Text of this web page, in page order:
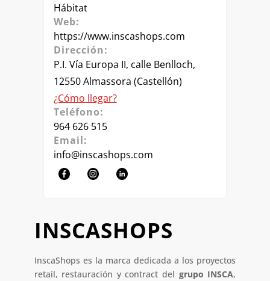
INSCASHOPS
InscaShops es la marca dedicada a los proyectos
retail, restauración y contract del grupo INSCA,
Hábitat
Web:
https://www.inscashops.com
Dirección:
P.I. Vía Europa II, calle Benlloch,
12550 Almassora (Castellón)
¿Cómo llegar?
Teléfono:
964 626 515
Email:
info@inscashops.com